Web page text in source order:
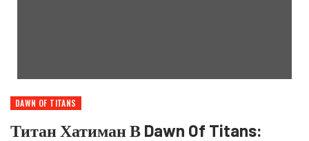
DAWN OF TITANS
Титан Хатиман В Dawn Of Titans: